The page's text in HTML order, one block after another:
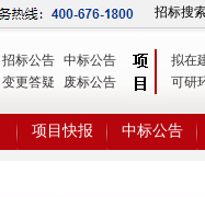
招标搜
招标公告 中标公告
变更答疑
废标公告
拟在
可研
项目快报 中标公告